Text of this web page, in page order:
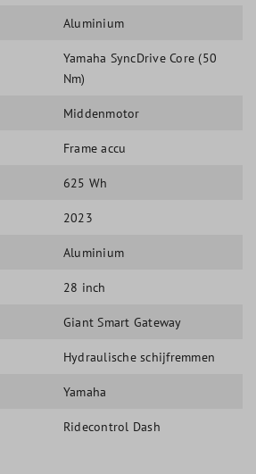
Aluminium
Yamaha SyncDrive Core (50
Nm)
Middenmotor
Frame accu
625 Wh
2023
Aluminium
28 inch
Giant Smart Gateway
Hydraulische schijfremmen
Yamaha
Ridecontrol Dash